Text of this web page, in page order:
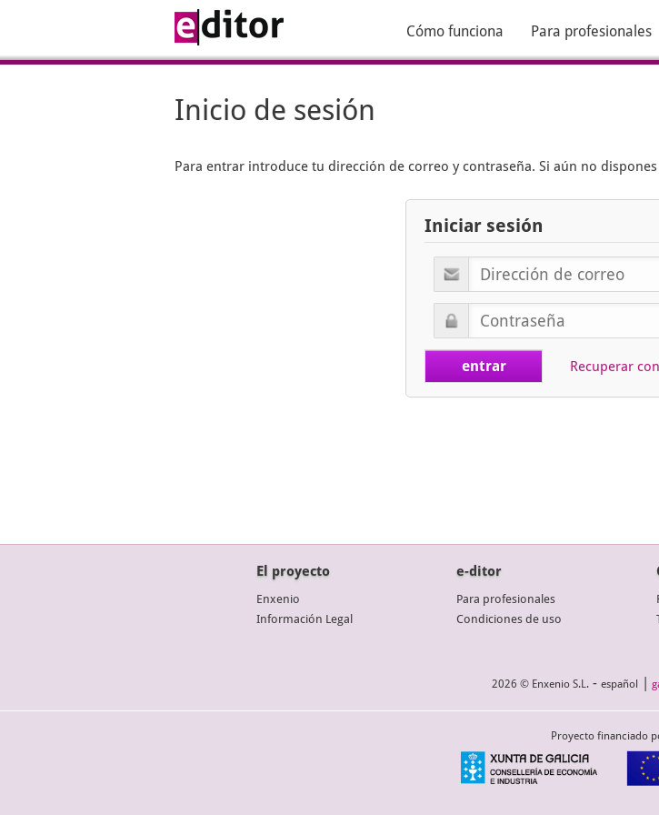
Cómo funciona Para profesionales
Inicio de sesión
Para entrar introduce tu dirección de correo y contraseña. Si aún no
Iniciar sesión
Recuperar
El proyecto
Enxenio
Información Legal
e-ditor
Para profesionales
Condiciones de uso
2026 © Enxenio S.L. - español
Proyecto financiado